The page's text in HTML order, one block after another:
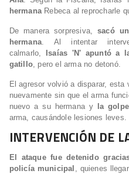
hermana Rebeca al reprocharle
De manera sorpresiva,
sacó
hermana. Al intentar
calmarlo,
Isaías 'N' apuntó a
gatillo, pero el arma no detonó.
El agresor volvió a disparar, esta
nuevamente sin que el arma
nuevo a su hermana y
la
arma, causándole lesiones leves.
INTERVENCIÓN DE
El ataque fue detenido
policía municipal , quienes